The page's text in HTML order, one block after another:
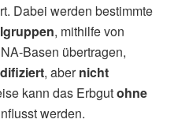
Dabei werden bestimmte
, mithilfe von
Basen übertragen,
, abernicht
kann das Erbgutohne
werden.